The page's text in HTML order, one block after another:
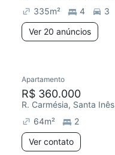
335m² 4
3
Ver 20 anúncios
Apartamento
R$ 360.000
R. Carmésia, Santa Inês
64m²
2
Ver contato